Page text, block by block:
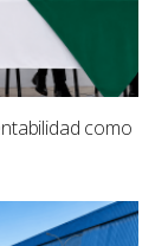
como